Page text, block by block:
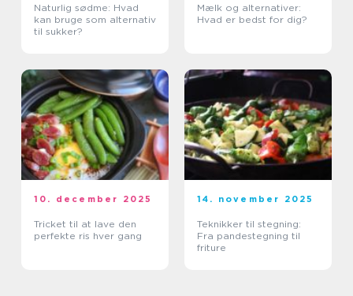
Naturlig sødme: Hvad
kan bruge som alternativ
til sukker?
Mælk og alternativer:
Hvad er bedst for dig?
10. december 2025
Tricket til at lave den
perfekte ris hver gang
14. november 2025
Teknikker til stegning:
Fra pandestegning til
friture